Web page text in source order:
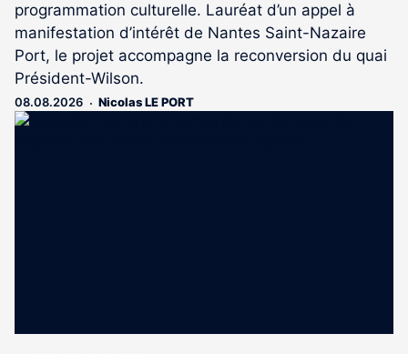
programmation culturelle. Lauréat d’un appel à
manifestation d’intérêt de Nantes Saint-Nazaire
Port, le projet accompagne la reconversion du quai
Président-Wilson.
08.08.2026 Nicolas LE PORT